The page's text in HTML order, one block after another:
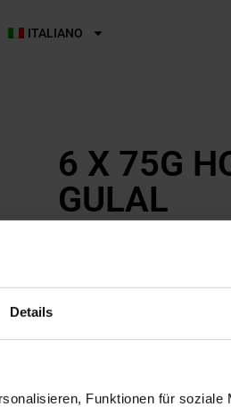
Details
Funktionen für soziale
ITALIANO
6 X 75G
GULAL
Il pacco contiene un mix
Durante il processo di